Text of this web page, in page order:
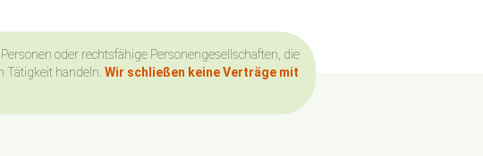
oder rechtsfähige Personengesellschaften, die
handeln. Wir schließen keine Verträge mit